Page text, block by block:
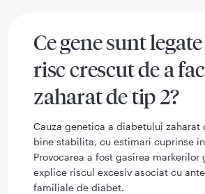
Ce gene sunt
risc crescut de a
zaharat de tip 2?
Cauza genetica a diabetului zaharat
bine stabilita, cu estimari cuprinse
Provocarea a fost gasirea markerilor
explice riscul excesiv asociat cu
familiale de diabet.